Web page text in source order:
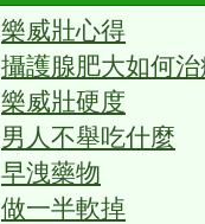
樂威壯心得
攝護腺肥大如何
樂威壯硬度
男人不舉吃什麼
早洩藥物
做一半軟掉